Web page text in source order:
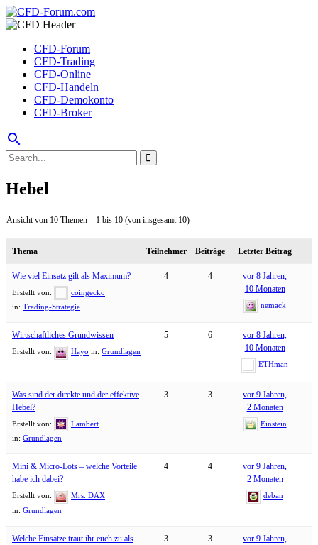
CFD-Forum
CFD-Trading
CFD-Online
CFD-Handeln
CFD-Demokonto
CFD-Broker
search
Hebel
Ansicht von 10 Themen – 1 bis 10 (von insgesamt 10)
Thema Teilnehmer Beiträge Letzter Beitrag
Wie viel Einsatz gilt als Maximum?
Erstellt von:
coingecko
in: Trading-Strategie
4 4
vor 8 Jahren,
10 Monaten
nemack
Wirtschaftliches Grundwissen
Erstellt von: Hayo in: Grundlagen
5 6
vor 8 Jahren,
10 Monaten
ETHman
Was sind der direkte und der effektive
Hebel?
Erstellt von:
Lambert
in: Grundlagen
3 3
vor 9 Jahren,
2 Monaten
Einstein
Mini & Micro-Lots – welche Vorteile
habe ich dabei?
Erstellt von:
Mrs. DAX
in: Grundlagen
4 4
vor 9 Jahren,
2 Monaten
deban
Welche Einsätze traut ihr euch zu als
3 3
vor 9 Jahren,